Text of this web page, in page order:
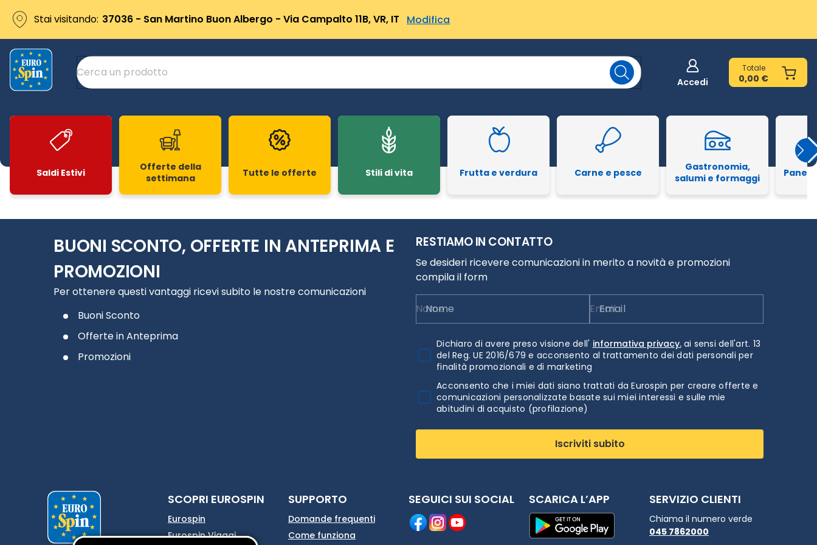
Stai visitando: 37036 - San Martino Buon Albergo - Via Campalto 11B, VR, IT Modifica
Accedi
Totale
0,00 €
Saldi Estivi
Offerte della
settimana
Tutte le offerte Stili di vita Frutta e verdura Carne e pesce
Gastronomia,
salumi e formaggi
Pane
BUONI SCONTO, OFFERTE IN ANTEPRIMA E
PROMOZIONI
Per ottenere questi vantaggi ricevi subito le nostre comunicazioni
Buoni Sconto
Offerte in Anteprima
Promozioni
RESTIAMO IN CONTATTO
Se desideri ricevere comunicazioni in merito a novità e promozioni
compila il form
Nome Email
Dichiaro di avere preso visione dell' informativa privacy.ai sensi dell'art. 13
del Reg. UE 2016/679 e acconsento al trattamento dei dati personali per
finalità promozionali e di marketing
Acconsento che i miei dati siano trattati da Eurospin per creare offerte e
comunicazioni personalizzate basate sui miei interessi e sulle mie
abitudini di acquisto (profilazione)
Iscriviti subito
SCOPRI EUROSPIN
Eurospin
Eurospin Viaggi
SUPPORTO
Domande frequenti
Come funziona
SEGUICI SUI SOCIAL SCARICA L’APP SERVIZIO CLIENTI
Chiama il numero verde
045 7862000